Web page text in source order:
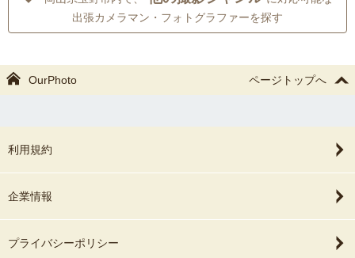
出張カメラマン・フォトグラファーを探す
OurPhoto ページトップへ
利用規約
企業情報
プライバシーポリシー